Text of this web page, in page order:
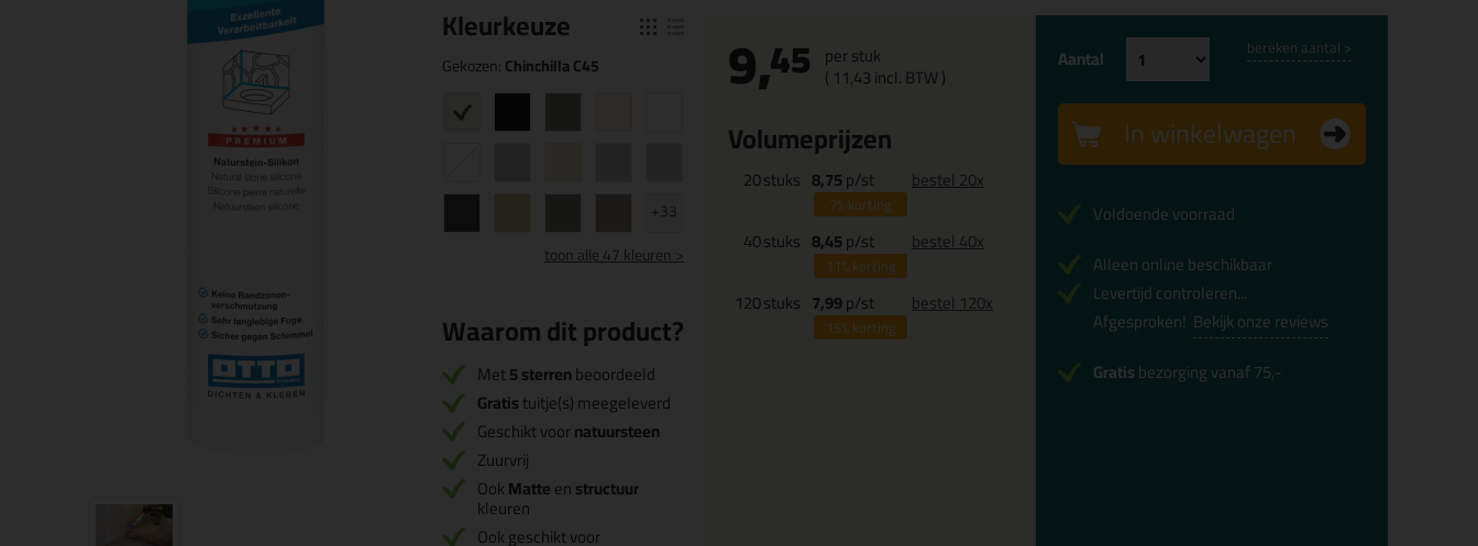
Kleurkeuze
Gekozen:Chinchilla C45
+33
toonalle 47 kleuren >
Waarom dit product?
Met5 sterrenbeoordeeld
Gratistuitje(s) meegeleverd
Geschikt voornatuursteen
Zuurvrij
OokMatteenstructuur
kleuren
Ook geschikt voor
9,45 per stuk
( 11,43incl. BTW )
Volumeprijzen
20stuks 8,75p/st
7%korting
bestel 20x
40stuks 8,45p/st
11%korting
bestel 40x
120stuks 7,99p/st
15%korting
bestel 120x
Aantal bereken aantal >
In winkelwagen
Voldoende voorraad
Alleen online beschikbaar
Levertijd controleren...
Afgesproken! Bekijk onze reviews
Gratisbezorging vanaf 75,-